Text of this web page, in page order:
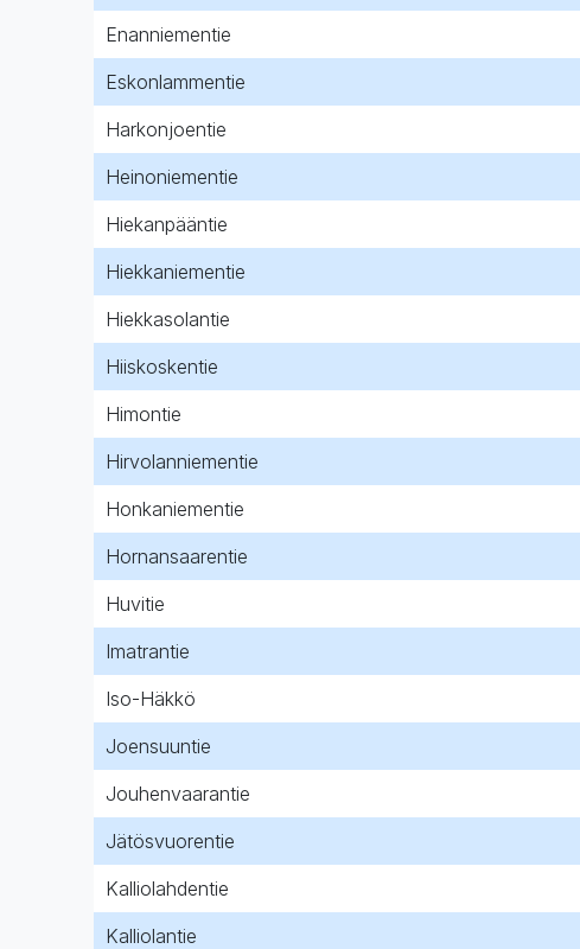
Enanniementie
Eskonlammentie
Harkonjoentie
Heinoniementie
Hiekanpääntie
Hiekkaniementie
Hiekkasolantie
Hiiskoskentie
Himontie
Hirvolanniementie
Honkaniementie
Hornansaarentie
Huvitie
Imatrantie
Iso-Häkkö
Joensuuntie
Jouhenvaarantie
Jätösvuorentie
Kalliolahdentie
Kalliolantie